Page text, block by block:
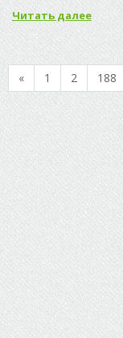
Читать далее
« 1 2 188